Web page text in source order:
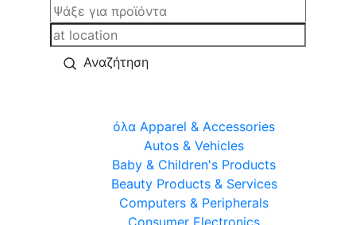
Αναζήτηση
όλα Apparel & Accessories
Autos & Vehicles
Baby & Children's Products
Beauty Products & Services
Computers & Peripherals
Consumer Electronics